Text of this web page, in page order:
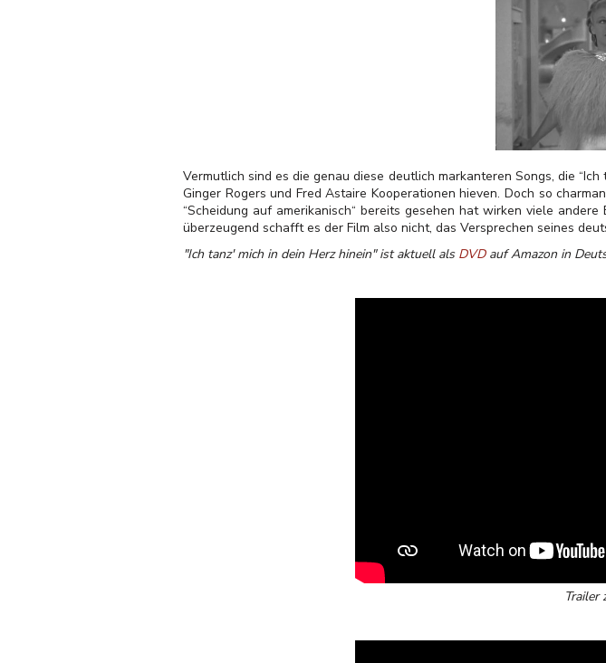
Vermutlich sind es die genau diese deutlich markanteren Songs, die
Ginger Rogers und Fred Astaire Kooperationen hieven. Doch so
“Scheidung auf amerikanisch“ bereits gesehen hat wirken viele
überzeugend schafft es der Film also nicht, das Versprechen seines
"Ich tanz' mich in dein Herz hinein" ist aktuell als DVDauf Amazon in
Trailer